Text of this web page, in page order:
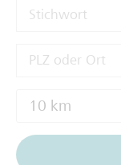
10 km